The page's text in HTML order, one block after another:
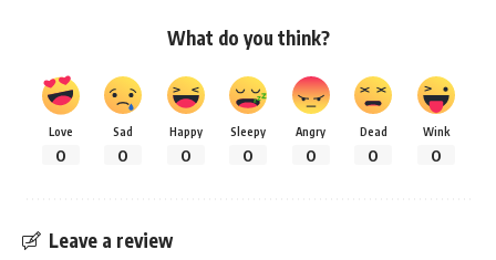
What do you think?
Love
0
Sad
0
Happy
0
Sleepy
0
Angry
0
Dead
0
Wink
0
Leave a review